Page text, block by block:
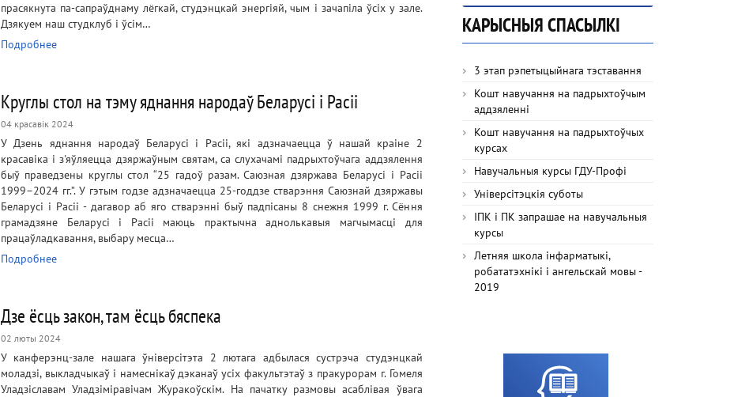
прасякнута па-сапраўднаму лёгкай, студэнцкай энергіяй, чым і зачапіла ўсіх у зале.
Дзякуем наш студклуб і ўсім…
Подробнее
Круглы стол на тэму яднання народаў Беларусі і Расіі
04 красавік 2024
У Дзень яднання народаў Беларусі і Расіі, які адзначаецца ў нашай краіне 2
красавіка і з'яўляецца дзяржаўным святам, са слухачамі падрыхтоўчага аддзялення
быў праведзены круглы стол “25 гадоў разам. Саюзная дзяржава Беларусі і Расіі
1999–2024 гг.”. У гэтым годзе адзначаецца 25-годдзе стварэння Саюзнай дзяржавы
Беларусі і Расіі - дагавор аб яго стварэнні быў падпісаны 8 снежня 1999 г. Сёння
грамадзяне Беларусі і Расіі маюць практычна аднолькавыя магчымасці для
працаўладкавання, выбару месца…
Подробнее
Дзе ёсць закон, там ёсць бяспека
02 люты 2024
У канферэнц-зале нашага ўніверсітэта 2 лютага адбылася сустрэча студэнцкай
моладзі, выкладчыкаў і намеснікаў дэканаў усіх факультэтаў з пракурорам г. Гомеля
Уладзіславам Уладзіміравічам Журакоўскім. На пачатку размовы асаблівая ўвага
КАРЫСНЫЯ СПАСЫЛКІ
3 этап рэпетыцыйнага тэставання
Кошт навучання на падрыхтоўчым
аддзяленні
Кошт навучання на падрыхтоўчых
курсах
Навучальныя курсы ГДУ-Профі
Універсітэцкія суботы
ІПК і ПК запрашае на навучальныя
курсы
Летняя школа інфарматыкі,
робататэхнікі і ангельскай мовы -
2019